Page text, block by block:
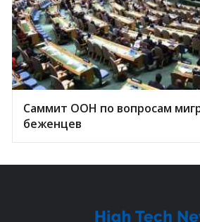
Саммит ООН по вопросам
беженцев